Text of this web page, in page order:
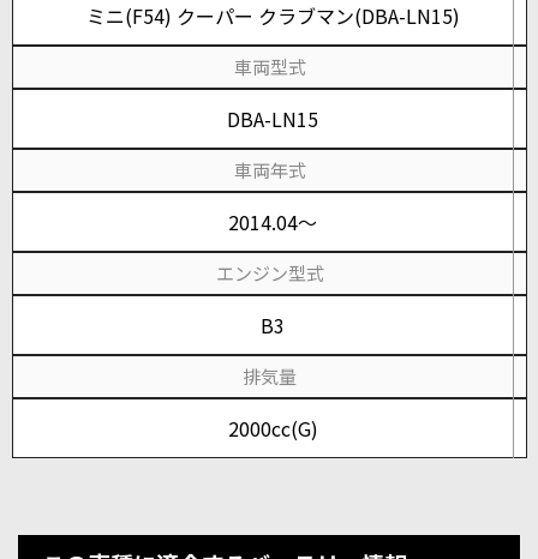
ミニ(F54) クーパー クラブマン(DBA-LN15)
車両型式
DBA-LN15
車両年式
2014.04～
エンジン型式
B3
排気量
2000cc(G)